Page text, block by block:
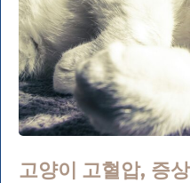
고양이 고혈압, 증